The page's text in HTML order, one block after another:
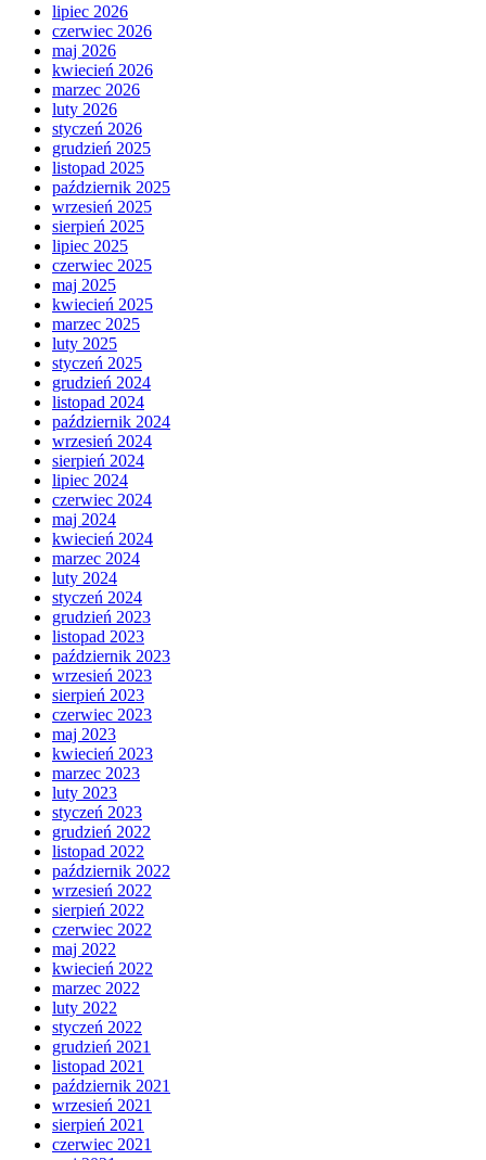
lipiec 2026
czerwiec 2026
maj 2026
kwiecień 2026
marzec 2026
luty 2026
styczeń 2026
grudzień 2025
listopad 2025
październik 2025
wrzesień 2025
sierpień 2025
lipiec 2025
czerwiec 2025
maj 2025
kwiecień 2025
marzec 2025
luty 2025
styczeń 2025
grudzień 2024
listopad 2024
październik 2024
wrzesień 2024
sierpień 2024
lipiec 2024
czerwiec 2024
maj 2024
kwiecień 2024
marzec 2024
luty 2024
styczeń 2024
grudzień 2023
listopad 2023
październik 2023
wrzesień 2023
sierpień 2023
czerwiec 2023
maj 2023
kwiecień 2023
marzec 2023
luty 2023
styczeń 2023
grudzień 2022
listopad 2022
październik 2022
wrzesień 2022
sierpień 2022
czerwiec 2022
maj 2022
kwiecień 2022
marzec 2022
luty 2022
styczeń 2022
grudzień 2021
listopad 2021
październik 2021
wrzesień 2021
sierpień 2021
czerwiec 2021